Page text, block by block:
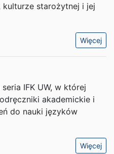
starożytnej i jej
Więcej
IFK UW, w której
akademickie i
do nauki języków
Więcej